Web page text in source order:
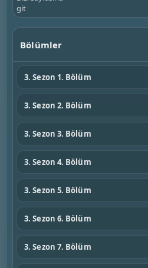
git
Bölümler
3. Sezon 1. Bölüm
3. Sezon 2. Bölüm
3. Sezon 3. Bölüm
3. Sezon 4. Bölüm
3. Sezon 5. Bölüm
3. Sezon 6. Bölüm
3. Sezon 7. Bölüm